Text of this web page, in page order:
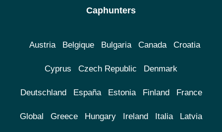
Caphunters
Austria Belgique Bulgaria Canada Croatia
Cyprus Czech Republic Denmark
Deutschland España Estonia Finland France
Global Greece Hungary Ireland Italia Latvia